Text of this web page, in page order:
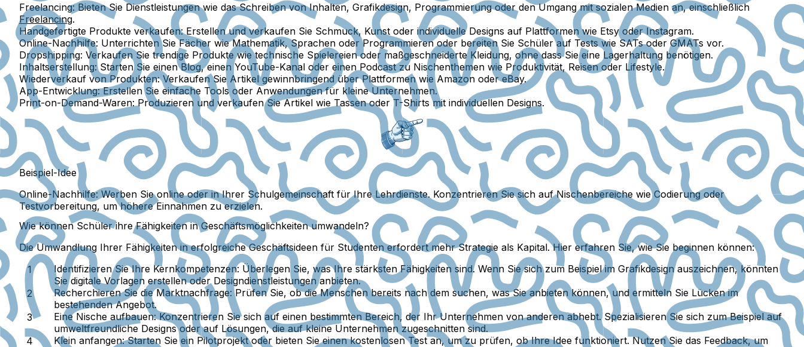
Freelancing:Bieten Sie Dienstleistungen wie das Schreiben von Inhalten, Grafikdesign, Programmierung oder den Umgang mit sozialen Medien an, einschließlich
Freelancing.
Handgefertigte Produkte verkaufen:Erstellen und verkaufen Sie Schmuck, Kunst oder individuelle Designs auf Plattformen wie Etsy oder Instagram.
Online-Nachhilfe: Unterrichten Sie Fächer wie Mathematik, Sprachen oder Programmieren oder bereiten Sie Schüler auf Tests wie SATs oder GMATs vor.
Dropshipping: Verkaufen Sie trendige Produkte wie technische Spielereien oder maßgeschneiderte Kleidung, ohne dass Sie eine Lagerhaltung benötigen.
Inhaltserstellung:Starten Sie einen Blog, einen YouTube-Kanal oder einen Podcast zu Nischenthemen wie Produktivität, Reisen oder Lifestyle.
Wiederverkauf von Produkten:Verkaufen Sie Artikel gewinnbringend über Plattformen wie Amazon oder eBay.
App-Entwicklung:Erstellen Sie einfache Tools oder Anwendungen für kleine Unternehmen.
Print-on-Demand-Waren: Produzieren und verkaufen Sie Artikel wie Tassen oder T-Shirts mit individuellen Designs.
Beispiel-Idee
Online-Nachhilfe:Werben Sie online oder in Ihrer Schulgemeinschaft für Ihre Lehrdienste. Konzentrieren Sie sich auf Nischenbereiche wie Codierung oder
Testvorbereitung, um höhere Einnahmen zu erzielen.
Wie können Schüler ihre Fähigkeiten in Geschäftsmöglichkeiten umwandeln?
Die Umwandlung Ihrer Fähigkeiten in erfolgreiche Geschäftsideen für Studenten erfordert mehr Strategie als Kapital. Hier erfahren Sie, wie Sie beginnen können:
Identifizieren Sie Ihre Kernkompetenzen: Überlegen Sie, was Ihre stärksten Fähigkeiten sind. Wenn Sie sich zum Beispiel im Grafikdesign auszeichnen, könnten
Sie digitale Vorlagen erstellen oder Designdienstleistungen anbieten.
Recherchieren Sie die Marktnachfrage: Prüfen Sie, ob die Menschen bereits nach dem suchen, was Sie anbieten können, und ermitteln Sie Lücken im
bestehenden Angebot.
Eine Nische aufbauen:Konzentrieren Sie sich auf einen bestimmten Bereich, der Ihr Unternehmen von anderen abhebt. Spezialisieren Sie sich zum Beispiel auf
umweltfreundliche Designs oder auf Lösungen, die auf kleine Unternehmen zugeschnitten sind.
Klein anfangen:Starten Sie ein Pilotprojekt oder bieten Sie einen kostenlosen Test an, um zu prüfen, ob Ihre Idee funktioniert. Nutzen Sie das Feedback, um